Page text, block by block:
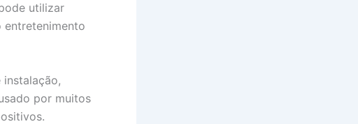
utilizar
entretenimento
por muitos